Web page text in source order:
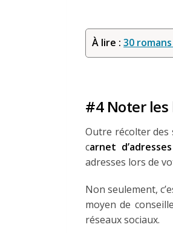
À lire :30
#4 Noter les
Outre récolter des
carnet
adresses lors de
Non seulement,
moyen de
réseaux sociaux.